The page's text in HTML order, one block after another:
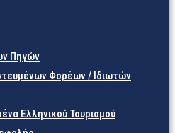
Πηγών
Φορέων / Ιδιωτών
Ελληνικού Τουρισμού